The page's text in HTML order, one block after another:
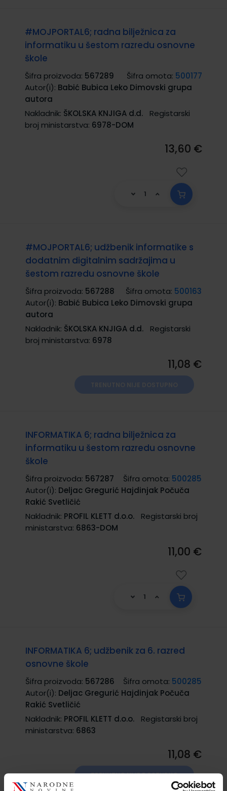
#MOJPORTAL6; radna bilježnica za
informatiku u šestom razredu osnovne
škole
Šifra proizvoda: 567289 Šifra omota: 500177
Autor(i): Babić Bubica Leko Dimovski grupa
autora
Nakladnik: ŠKOLSKA KNJIGA d.d.
Registarski
broj ministarstva: 6978-DOM
13,60 €
#MOJPORTAL6; udžbenik informatike s
dodatnim digitalnim sadržajima u
šestom razredu osnovne škole
Šifra proizvoda: 567288 Šifra omota: 500163
Autor(i): Babić Bubica Leko Dimovski grupa
autora
Nakladnik: ŠKOLSKA KNJIGA d.d.
Registarski
broj ministarstva: 6978
11,08 €
INFORMATIKA 6; radna bilježnica za
informatiku u šestom razredu osnovne
škole
Šifra proizvoda: 567287 Šifra omota: 500285
Autor(i): Deljac Gregurić Hajdinjak Počuča
Rakić Svetličić
Nakladnik: PROFIL KLETT d.o.o.
Registarski broj
ministarstva: 6863-DOM
11,00 €
INFORMATIKA 6; udžbenik za 6. razred
osnovne škole
Šifra proizvoda: 567286 Šifra omota: 500285
Autor(i): Deljac Gregurić Hajdinjak Počuča
Rakić Svetličić
Nakladnik: PROFIL KLETT d.o.o.
Registarski broj
ministarstva: 6863
11,08 €
TRENUTNO NIJE DOSTUPNO